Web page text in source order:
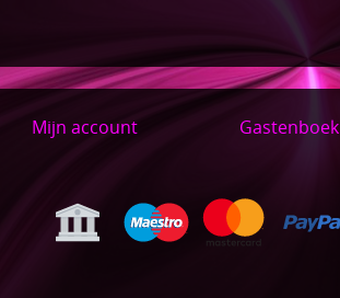
Mijn account Gastenboek